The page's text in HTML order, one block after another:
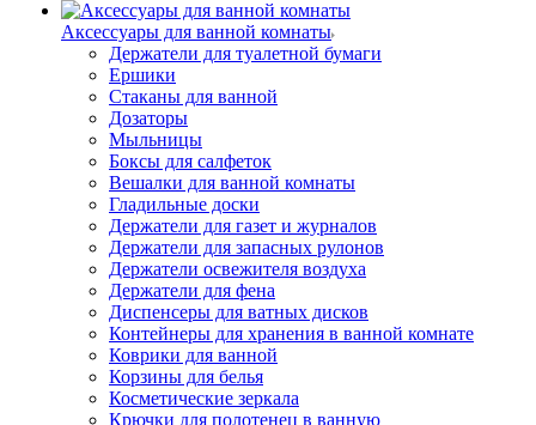
Аксессуары для ванной комнаты
Держатели для туалетной бумаги
Ершики
Стаканы для ванной
Дозаторы
Мыльницы
Боксы для салфеток
Вешалки для ванной комнаты
Гладильные доски
Держатели для газет и журналов
Держатели для запасных рулонов
Держатели освежителя воздуха
Держатели для фена
Диспенсеры для ватных дисков
Контейнеры для хранения в ванной комнате
Коврики для ванной
Корзины для белья
Косметические зеркала
Крючки для полотенец в ванную